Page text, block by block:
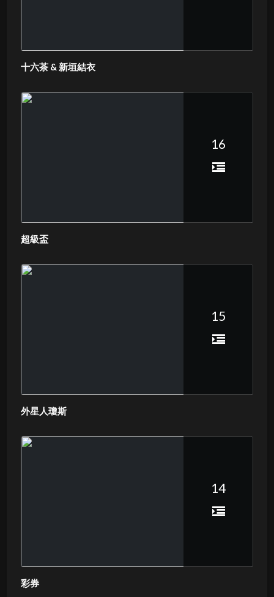
十六茶 & 新垣結衣
16
超級盃
15
外星人瓊斯
14
彩券